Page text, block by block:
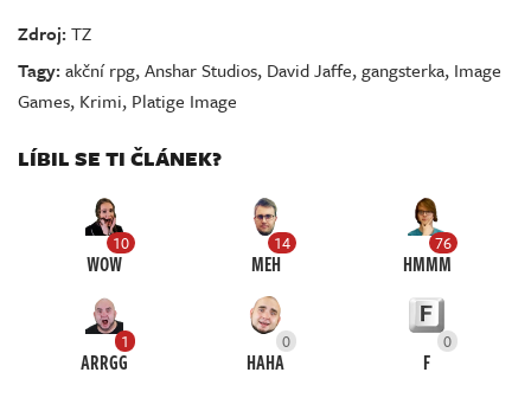
Zdroj:TZ
Tagy:akční rpg,Anshar Studios, David Jaffe,gangsterka, Image
Games, Krimi, Platige Image
LÍBIL SE TI ČLÁNEK?
10
WOW
14
MEH
76
HMMM
1
ARRGG
0
HAHA
0
F